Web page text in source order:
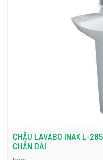
CHẬU LAVABO INAX L-
CHÂN DÀI